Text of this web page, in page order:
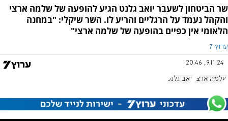
שר הביטחון לשעבר יואב גלנט הגיע להופעה של שלמה ארצי
והקהל נעמד על הרגליים והריע לו. השר שיקלי: "במחנה
הלאומי אין כפיים בהופעה של שלמה ארצי"
ערוץ 7
9.11.24, 20:46
שלמה ארצי יואב גלנט